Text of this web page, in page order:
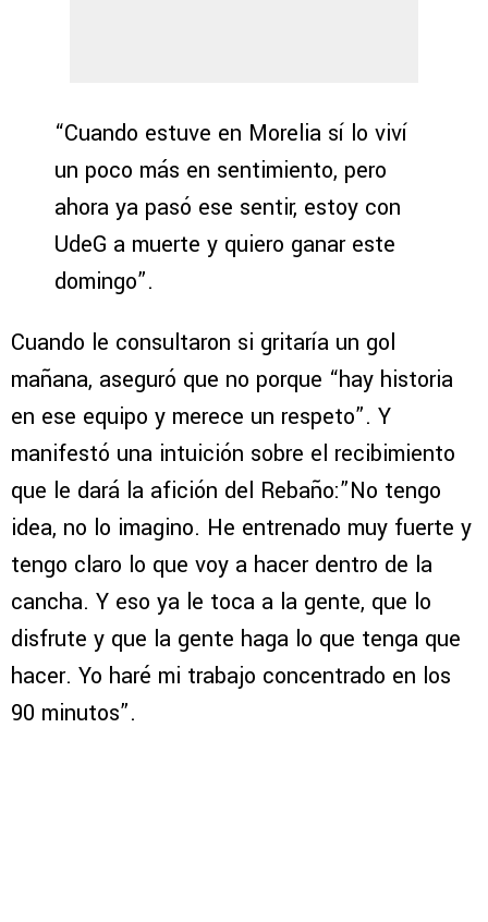
“Cuando estuve en Morelia sí lo viví
un poco más en sentimiento, pero
ahora ya pasó ese sentir, estoy con
UdeG a muerte y quiero ganar este
domingo”.
Cuando le consultaron si gritaría un gol
mañana, aseguró que no porque “hay historia
en ese equipo y merece un respeto”. Y
manifestó una intuición sobre el recibimiento
que le dará la afición del Rebaño:”No tengo
idea, no lo imagino. He entrenado muy fuerte y
tengo claro lo que voy a hacer dentro de la
cancha. Y eso ya le toca a la gente, que lo
disfrute y que la gente haga lo que tenga que
hacer. Yo haré mi trabajo concentrado en los
90 minutos”.